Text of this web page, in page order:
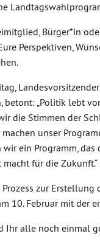
Bürger*in
Perspektiven,
betont: „Politik lebt
die Stimmen der
machen unser
wir ein Programm,
für die Zukunft.“
Prozess zur
10. Februar mit der
Ihr alle noch einmal